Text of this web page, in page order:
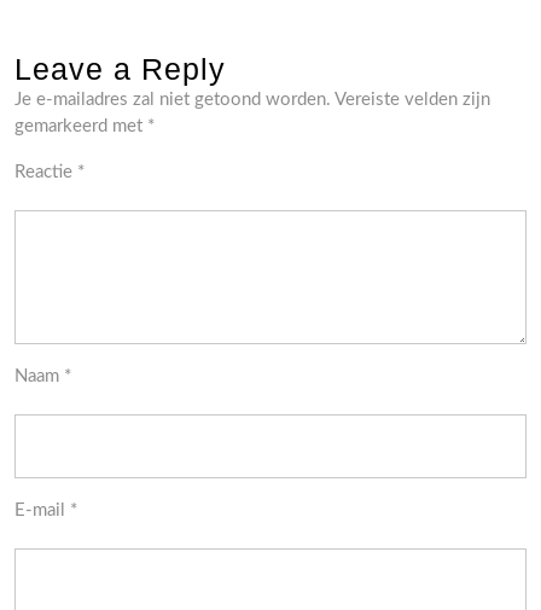
Leave a Reply
Je e-mailadres zal niet getoond worden. Vereiste velden zijn
gemarkeerd met *
Reactie *
Naam *
E-mail *